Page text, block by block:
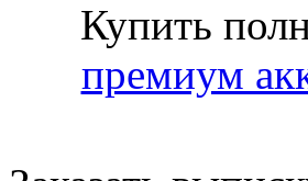
Купить
премиум